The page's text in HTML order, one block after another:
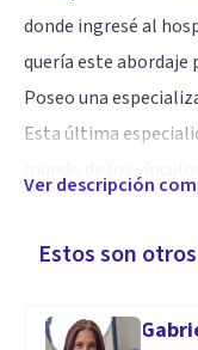
donde ingresé al
quería este abordaje
Poseo una
Esta última
Atiendo
modalidad virtual
además, con
Ver descripción
Estos son